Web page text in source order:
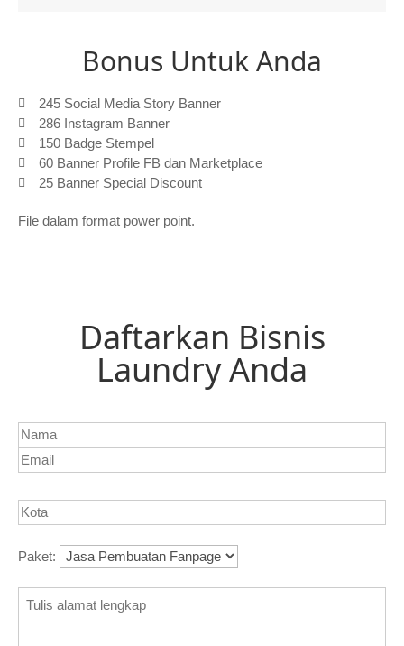
Bonus Untuk Anda
245 Social Media Story Banner
286 Instagram Banner
150 Badge Stempel
60 Banner Profile FB dan Marketplace
25 Banner Special Discount
File dalam format power point.
Daftarkan Bisnis
Laundry Anda
Paket: